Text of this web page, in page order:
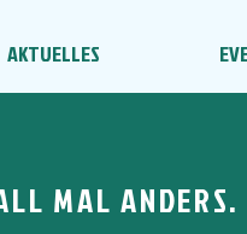
AKTUELLES
MAL ANDERS.